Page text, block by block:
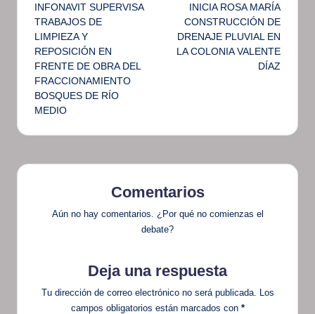
de
entradas
INFONAVIT SUPERVISA
TRABAJOS DE
LIMPIEZA Y
REPOSICIÓN EN
FRENTE DE OBRA DEL
FRACCIONAMIENTO
BOSQUES DE RÍO
MEDIO
INICIA ROSA MARÍA
CONSTRUCCIÓN DE
DRENAJE PLUVIAL EN
LA COLONIA VALENTE
DÍAZ
Comentarios
Aún no hay comentarios. ¿Por qué no comienzas el
debate?
Deja una respuesta
Tu dirección de correo electrónico no será publicada.
Los
campos obligatorios están marcados con *